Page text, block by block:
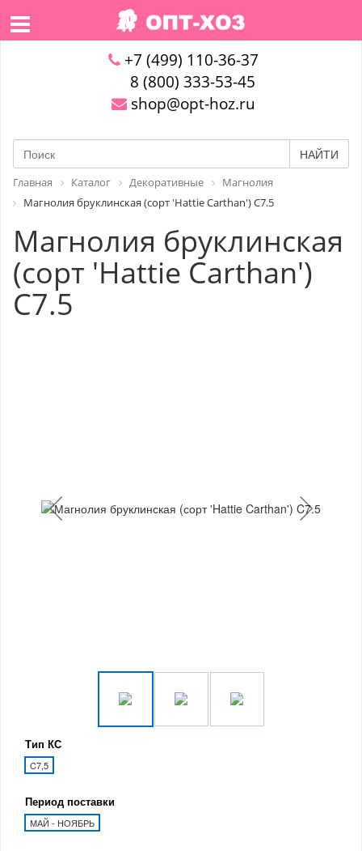
+7 (499) 110-36-37
8 (800) 333-53-45
shop@opt-hoz.ru
НАЙТИ
Главная Каталог Декоративные
Магнолия
Магнолия бруклинская (сорт 'Hattie Carthan') C7.5
Магнолия бруклинская
(сорт 'Hattie Carthan')
C7.5
Тип КС
C7,5
Период поставки
МАЙ - НОЯБРЬ